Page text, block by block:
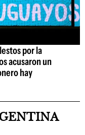
por la
acusaron un
hay